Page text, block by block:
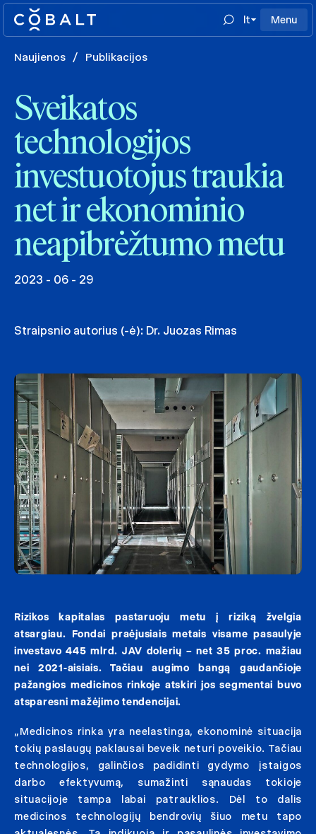
lt Menu
Naujienos / Publikacijos
Sveikatos
technologijos
investuotojus traukia
net ir ekonominio
neapibrėžtumo metu
2023 - 06 - 29
Straipsnio autorius (-ė): Dr. Juozas Rimas
Rizikos kapitalas pastaruoju metu į riziką žvelgia
atsargiau. Fondai praėjusiais metais visame pasaulyje
investavo445mlrd. JAV dolerių – net 35 proc. mažiau
nei 2021-aisiais. Tačiau augimo bangą gaudančioje
pažangios medicinos rinkoje atskiri jos segmentai buvo
atsparesni mažėjimo tendencijai.
„Medicinos rinka yra neelastinga, ekonominė situacija
tokių paslaugų paklausai beveik neturi poveikio. Tačiau
technologijos, galinčios padidinti gydymo įstaigos
darbo efektyvumą, sumažinti sąnaudas tokioje
situacijoje tampa labai patrauklios. Dėl to dalis
medicinos technologijų bendrovių šiuo metu tapo